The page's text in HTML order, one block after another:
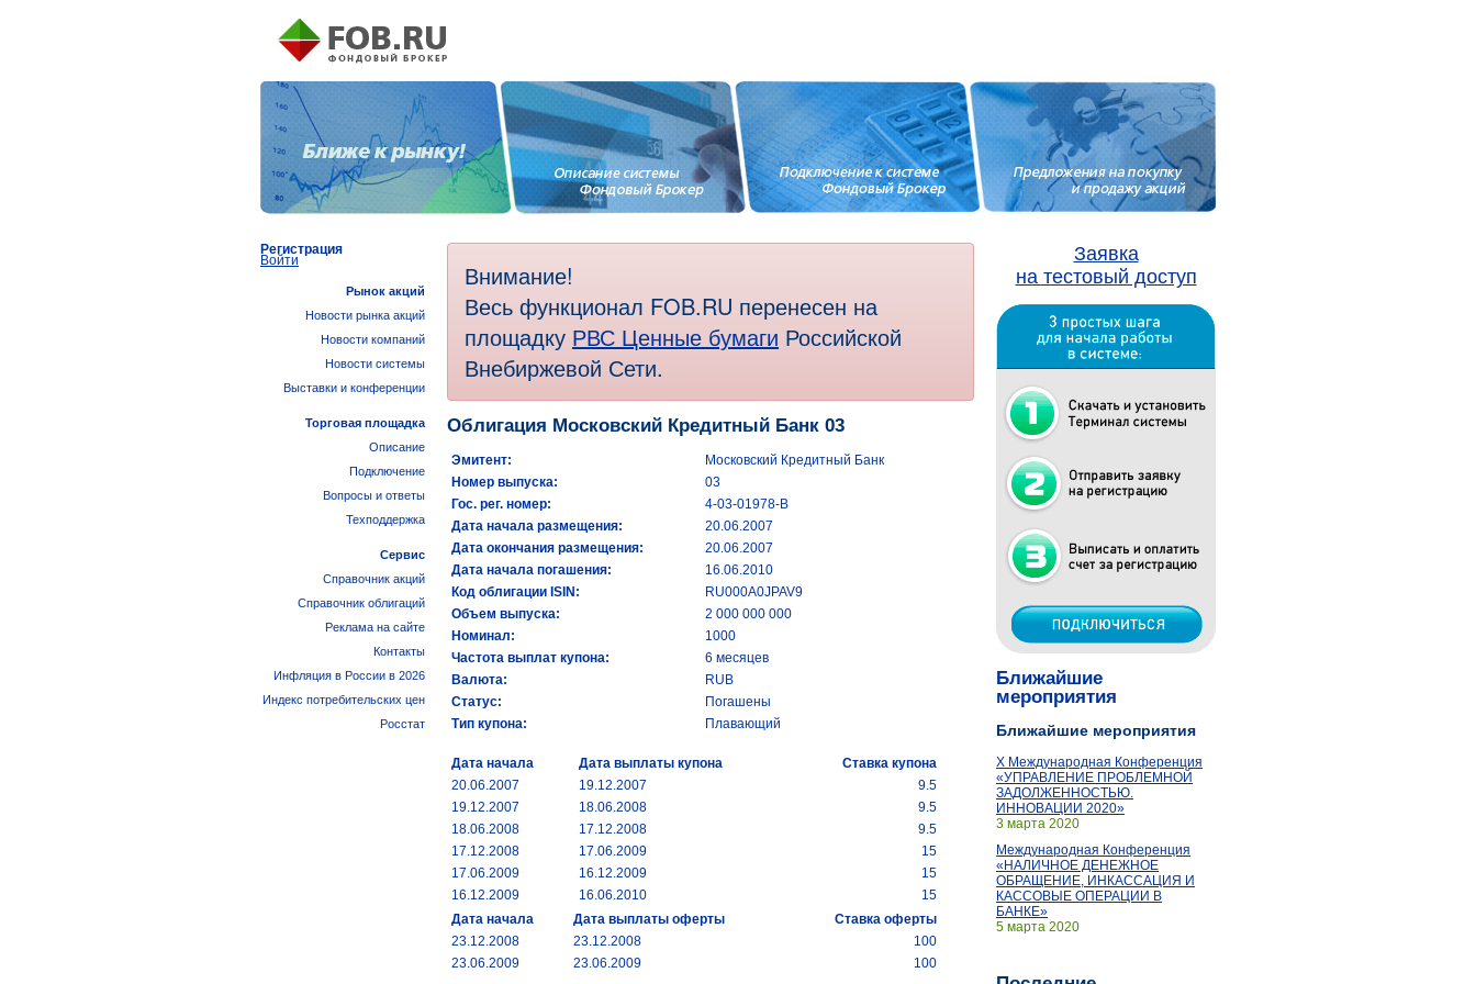
Внимание!
Весь функционал FOB.RU перенесен на
площадку РВС Ценные бумаги Российской
Внебиржевой Сети.
Облигация Московский Кредитный Банк 03
Эмитент:
Московский Кредитный Банк
Номер выпуска:
03
Гос. рег. номер:
4-03-01978-В
Дата начала размещения:
20.06.2007
Дата окончания размещения:
20.06.2007
Дата начала погашения:
16.06.2010
Код облигации ISIN:
RU000A0JPAV9
Объем выпуска:
2 000 000 000
Номинал:
1000
Частота выплат купона:
6 месяцев
Валюта:
RUB
Статус:
Погашены
Тип купона:
Плавающий
Дата начала Дата выплаты купона
Ставка купона
20.06.2007
19.12.2007
9.5
19.12.2007
18.06.2008
9.5
18.06.2008
17.12.2008
9.5
17.12.2008
17.06.2009
15
17.06.2009
16.12.2009
15
16.12.2009
16.06.2010
15
Дата начала
Дата выплаты оферты
Ставка оферты
23.12.2008
23.12.2008
100
23.06.2009
23.06.2009 100
Заявка
на тестовый доступ
Ближайшие
мероприятия
Ближайшие мероприятия
X Международная Конференция
«УПРАВЛЕНИЕ ПРОБЛЕМНОЙ
ЗАДОЛЖЕННОСТЬЮ.
ИННОВАЦИИ 2020»
3 марта 2020
Международная Конференция
«НАЛИЧНОЕ ДЕНЕЖНОЕ
ОБРАЩЕНИЕ, ИНКАССАЦИЯ И
КАССОВЫЕ ОПЕРАЦИИ В
БАНКЕ»
5 марта 2020
Регистрация
Войти
Рынок акций
Новости рынка акций
Новости компаний
Новости системы
Выставки и конференции
Торговая площадка
Описание
Подключение
Вопросы и ответы
Техподдержка
Сервис
Справочник акций
Справочник облигаций
Реклама на сайте
Контакты
Инфляция в России в 2026
Индекс потребительских цен
Росстат